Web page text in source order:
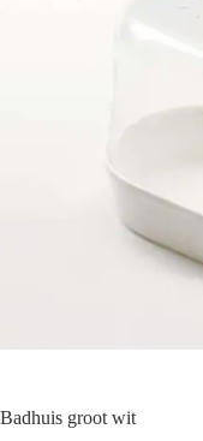
Badhuis groot wit